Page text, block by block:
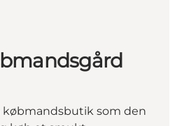
købmandsbutik som den